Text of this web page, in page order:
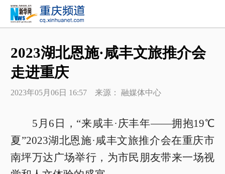
2023湖北恩施·咸丰文旅推介会
走进重庆
2023年05月06日 16:57 来源： 融媒体中心
5月6日，“来咸丰·庆丰年——拥抱19℃
夏”2023湖北恩施·咸丰文旅推介会在重庆市
南坪万达广场举行，为市民朋友带来一场视